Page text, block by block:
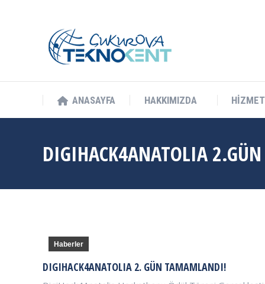
ANASAYFA HAKKIMIZDA
DIGIHACK4ANATOLIA 2.GÜN
Haberler
DIGIHACK4ANATOLIA 2. GÜN TAMAMLANDI!